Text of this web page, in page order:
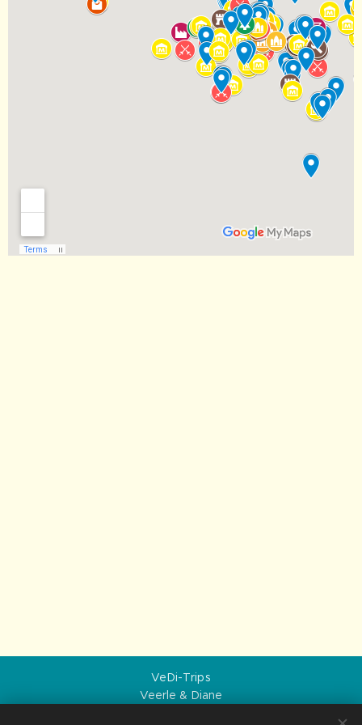
conditie. Maar
wat wel nieuw
is, is...
beklimt. Niet
recent
gemetseld.
VeDi-Trips
Veerle & Diane